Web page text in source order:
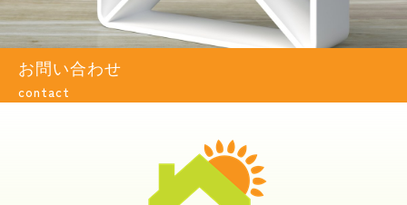
お問い合わせ
contact